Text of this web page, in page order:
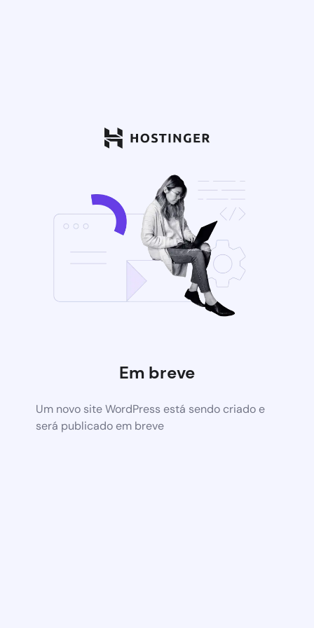
Em breve
Um novo site WordPress está sendo criado e
será publicado em breve